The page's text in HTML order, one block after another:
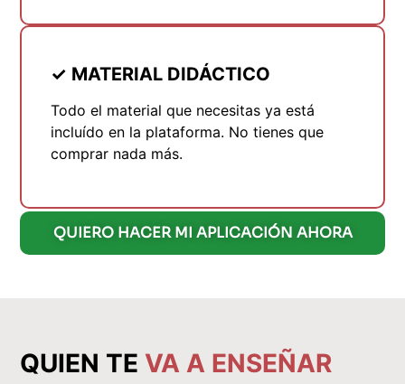
✓ MATERIAL DIDÁCTICO
Todo el material que necesitas ya está
incluído en la plataforma. No tienes que
comprar nada más.
QUIERO HACER MI APLICACIÓN AHORA
QUIEN TE VA A ENSEÑAR